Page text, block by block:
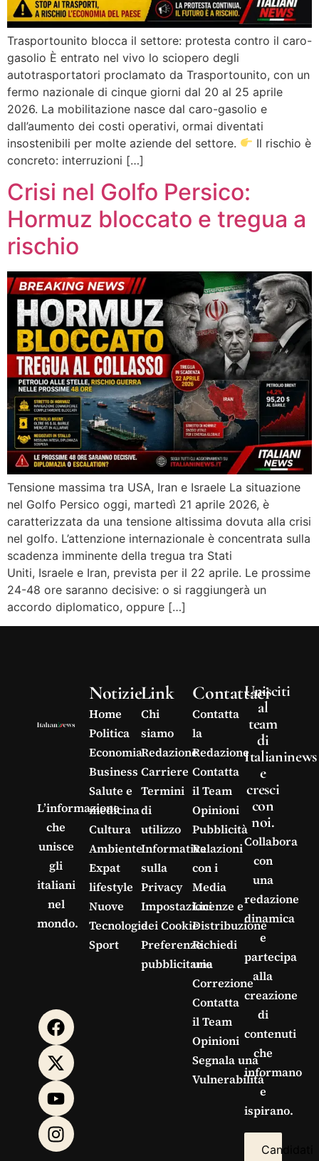
Trasportounito blocca il settore: protesta contro il caro-
gasolio È entrato nel vivo lo sciopero degli
autotrasportatori proclamato da Trasportounito, con un
fermo nazionale di cinque giorni dal 20 al 25 aprile
2026. La mobilitazione nasce dal caro-gasolio e
dall’aumento dei costi operativi, ormai diventati
insostenibili per molte aziende del settore.
Il rischio è
concreto: interruzioni […]
Crisi nel Golfo Persico:
Hormuz bloccato e tregua a
rischio
Tensione massima tra USA, Iran e Israele La situazione
nel Golfo Persico oggi, martedì 21 aprile 2026, è
caratterizzata da una tensione altissima dovuta alla crisi
nel golfo. L’attenzione internazionale è concentrata sulla
scadenza imminente della tregua tra Stati
Uniti, Israele e Iran, prevista per il 22 aprile. Le prossime
24-48 ore saranno decisive: o si raggiungerà un
accordo diplomatico, oppure […]
L’informazione
che
unisce
gli
italiani
nel
mondo.
Notizie
Home
Politica
Economia
Business
Salute e
medicina
Cultura
Ambiente
Expat
lifestyle
Nuove
Tecnologie
Sport
Link
Chi
siamo
Redazione
Carriere
Termini
di
utilizzo
Informativa
sulla
Privacy
Impostazioni
dei Cookie
Preferenze
pubblicitarie
Contattaci
Contatta
la
Redazione
Contatta
il Team
Opinioni
Pubblicità
Relazioni
con i
Media
Licenze e
Distribuzione
Richiedi
una
Correzione
Contatta
il Team
Opinioni
Segnala una
Vulnerabilità
Unisciti
al
team
di
Italianinews
e
cresci
con
noi.
Collabora
con
una
redazione
dinamica
e
partecipa
alla
creazione
di
contenuti
che
informano
e
ispirano.
Candidati